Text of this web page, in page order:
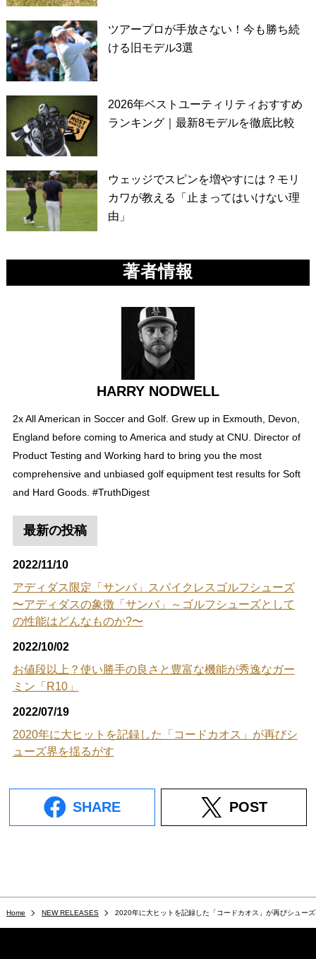
ツアープロが手放さない！今も勝ち続
ける旧モデル3選
2026年ベストユーティリティおすすめ
ランキング｜最新8モデルを徹底比較
ウェッジでスピンを増やすには？モリ
カワが教える「止まってはいけない理
由」
著者情報
HARRY NODWELL
2x All American in Soccer and Golf. Grew up in Exmouth, Devon,
England before coming to America and study at CNU. Director of
Product Testing and Working hard to bring you the most
comprehensive and unbiased golf equipment test results for Soft
and Hard Goods. #TruthDigest
最新の投稿
2022/11/10
アディダス限定「サンバ」スパイクレスゴルフシューズ
〜アディダスの象徴「サンバ」～ゴルフシューズとして
の性能はどんなものか?〜
2022/10/02
お値段以上？使い勝手の良さと豊富な機能が秀逸なガー
ミン「R10」
2022/07/19
2020年に大ヒットを記録した「コードカオス」が再びシ
ューズ界を揺るがす
SHARE POST
Home NEW RELEASES 2020年に大ヒットを記録した「コードカオス」が再びシュー